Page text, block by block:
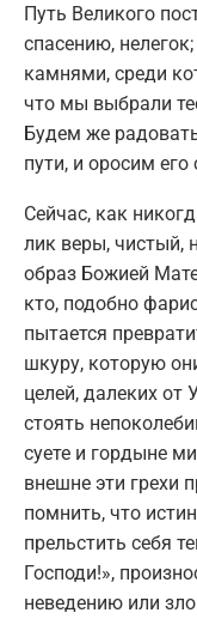
Путь Великого
спасению,
камнями, среди
что мы выбрали
Будем же
пути, и оросим
Сейчас, как
лик веры, чистый,
образ Божией
кто, подобно
пытается
шкуру, которую
целей, далеких от
стоять
суете и гордыне
внешне эти грехи
помнить, что
прельстить себя
Господи!»,
неведению или